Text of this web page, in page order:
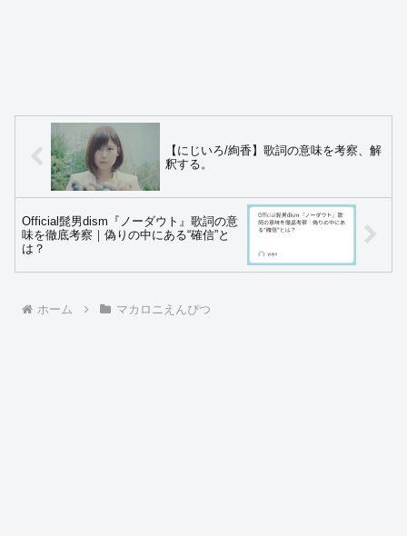
【にじいろ/絢香】歌詞の意味を考察、解
釈する。
Official髭男dism『ノーダウト』歌詞の意
味を徹底考察｜偽りの中にある“確信”と
は？
ホーム マカロニえんぴつ